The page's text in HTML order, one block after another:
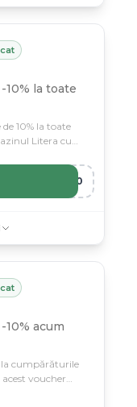
10% la toate
10% la toate
Litera cu
A10
10% acum
la cumpărăturile
voucher